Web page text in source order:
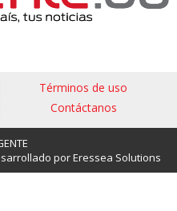
Términos de uso
Contáctanos
por Eressea Solutions